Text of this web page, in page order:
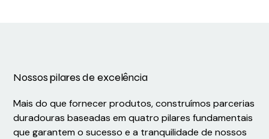
Nossos pilares de excelência
Mais do que fornecer produtos, construímos parcerias
duradouras baseadas em quatro pilares fundamentais
que garantem o sucesso e a tranquilidade de nossos